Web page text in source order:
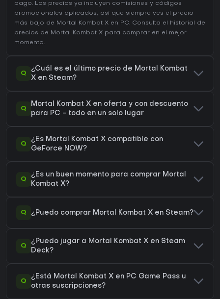
pago. Los precios ya incluyen comisiones y códigos
promocionales aplicados, así que siempre ves el precio
más bajo de Mortal Kombat X en PC. Consulta el
historial de
precios de Mortal Kombat X para comprar en el mejor
momento.
Q
¿Cuál es el último precio de Mortal Kombat
X en Steam?
Q
Mortal Kombat X en oferta y con descuento
para PC - todo en un solo lugar
Q
¿Es Mortal Kombat X compatible con
GeForce NOW?
Q
¿Es un buen momento para comprar Mortal
Kombat X?
Q ¿Puedo comprar Mortal Kombat X en Steam?
Q
¿Puedo jugar a Mortal Kombat X en Steam
Deck?
Q
¿Está Mortal Kombat X en PC Game Pass u
otras suscripciones?